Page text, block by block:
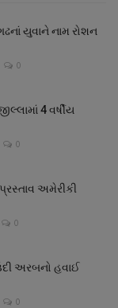
યુવાને નામ રોશન
0
4 વર્ષીય
0
અમેરીકી
0
અરબનો હવાઈ
0